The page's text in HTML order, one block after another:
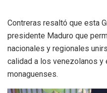
Contreras resaltó que esta
presidente Maduro que
nacionales y regionales
calidad a los venezolanos y
monaguenses.